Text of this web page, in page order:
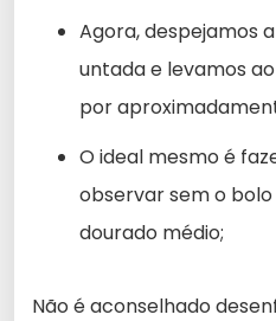
Agora, despejamos
untada e levamos
por
O ideal mesmo é
observar sem o
dourado médio;
Não é aconselhado